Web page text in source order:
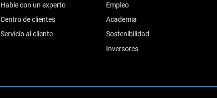
Hable con un experto
Centro de clientes
Servicio al cliente
Empleo
Academia
Sostenibilidad
Inversores